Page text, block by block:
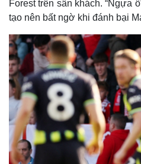
Forest trên sân khách. “Ngựa
tạo nên bất ngờ khi đánh bại